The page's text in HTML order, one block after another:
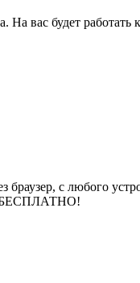
вас будет работать
браузер, с любого
БЕСПЛАТНО!